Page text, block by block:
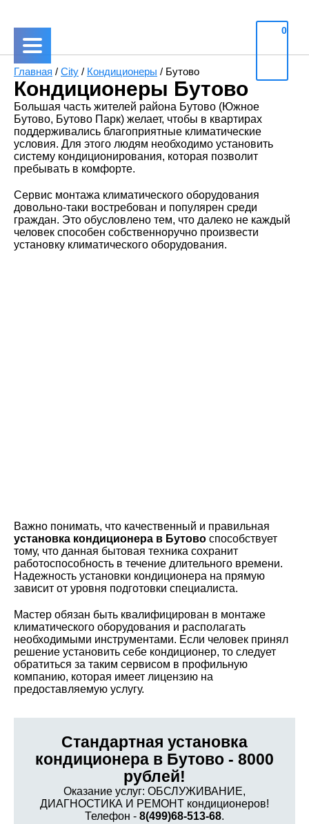
0
Главная / City / Кондиционеры / Бутово
Кондиционеры Бутово
Большая часть жителей района Бутово (Южное
Бутово, Бутово Парк) желает, чтобы в квартирах
поддерживались благоприятные климатические
условия. Для этого людям необходимо установить
систему кондиционирования, которая позволит
пребывать в комфорте.
Сервис монтажа климатического оборудования
довольно-таки востребован и популярен среди
граждан. Это обусловлено тем, что далеко не каждый
человек способен собственноручно произвести
установку климатического оборудования.
Важно понимать, что качественный и правильная
установка кондиционера в Бутово способствует
тому, что данная бытовая техника сохранит
работоспособность в течение длительного времени.
Надежность установки кондиционера на прямую
зависит от уровня подготовки специалиста.
Мастер обязан быть квалифицирован в монтаже
климатического оборудования и располагать
необходимыми инструментами. Если человек принял
решение установить себе кондиционер, то следует
обратиться за таким сервисом в профильную
компанию, которая имеет лицензию на
предоставляемую услугу.
Стандартная установка
кондиционера в Бутово - 8000
рублей!
Оказание услуг: ОБСЛУЖИВАНИЕ,
ДИАГНОСТИКА И РЕМОНТ кондиционеров!
Телефон - 8(499)68-513-68.